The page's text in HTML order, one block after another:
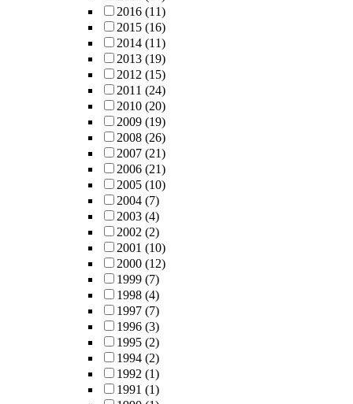
2016 (11)
2015 (16)
2014 (11)
2013 (19)
2012 (15)
2011 (24)
2010 (20)
2009 (19)
2008 (26)
2007 (21)
2006 (21)
2005 (10)
2004 (7)
2003 (4)
2002 (2)
2001 (10)
2000 (12)
1999 (7)
1998 (4)
1997 (7)
1996 (3)
1995 (2)
1994 (2)
1992 (1)
1991 (1)